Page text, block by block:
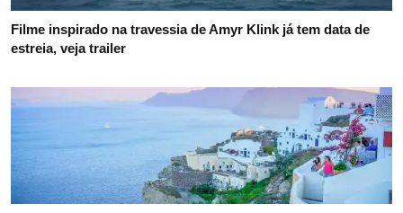
Filme inspirado na travessia de Amyr Klink já tem data de
estreia, veja trailer